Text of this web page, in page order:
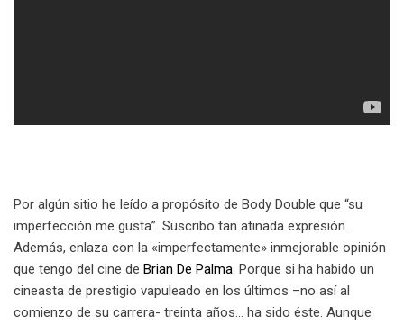
Por algún sitio he leído a propósito de Body Double que “su
imperfección me gusta”. Suscribo tan atinada expresión.
Además, enlaza con la «imperfectamente» inmejorable opinión
que tengo del cine de Brian De Palma. Porque si ha habido un
cineasta de prestigio vapuleado en los últimos –no así al
comienzo de su carrera- treinta años… ha sido éste. Aunque